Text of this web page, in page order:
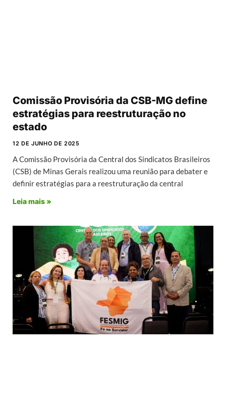
Comissão Provisória da CSB-MG define
estratégias para reestruturação no
estado
12 DE JUNHO DE 2025
A Comissão Provisória da Central dos Sindicatos Brasileiros
(CSB) de Minas Gerais realizou uma reunião para debater e
definir estratégias para a reestruturação da central
Leia mais »